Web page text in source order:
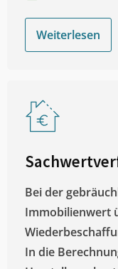
Weiterlesen
Bei der
Immobilienwert
In die